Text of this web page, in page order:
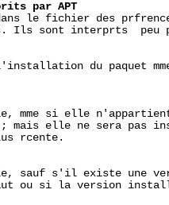
par APT
le fichier des
Ils sont interprts  peu
du paquet
mme si elle
mais elle ne sera pas
rcente.
sauf s'il existe une
ou si la version